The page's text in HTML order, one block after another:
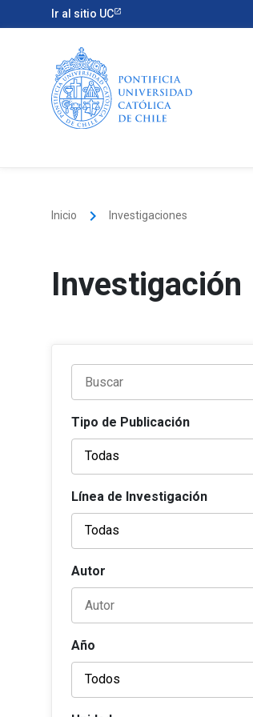
Ir al sitio UC
Inicio keyboard_arrow_right Investigaciones
Investigación
Tipo de Publicación
Línea de Investigación
Autor
Año